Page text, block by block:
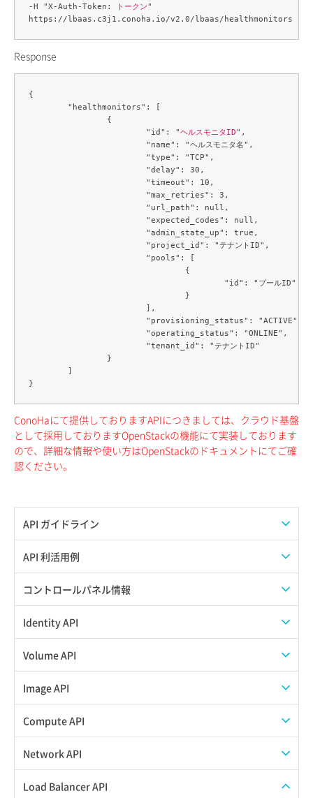
API ガイドライン
APIのご利用について
API 利活用例
APIでAPIサブユーザーを作成する
APIでVPSにISOイメージを挿入する
APIでVPSを作成する
コントロールパネル情報
APIユーザーを作成する
API情報を確認する
Identity API
Credential一覧取得
Credential作成
Credential削除
Volume API
スナップショット一覧取得
スナップショット作成
スナップショット削除
Image API
ISOイメージアップロード
ISOイメージ作成
イメージ一覧取得
Compute API
ISOイメージ挿入/排出
SSHキーペア一覧取得
Network API
QoSポリシー一覧取得
Load Balancer API
-H "X-Auth-Token:
トークン"
Response
{
			"id": "
ヘルスモニタID",
ConoHaにて提供しておりますAPIにつきましては、クラウド基盤
として採用しておりますOpenStackの機能にて実装しております
ので、詳細な情報や使い方はOpenStackのドキュメントにてご確
認ください。